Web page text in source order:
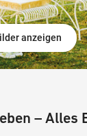
anzeigen
– Alles